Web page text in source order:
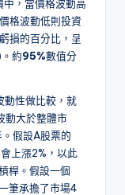
中，當價格波動高
格波動低則投資
損的百分比，呈
。約95%數值分
動性做比較，就
動大於整體市
假設A股票的
上漲2%，以此
桿。假設一個
筆承擔了市場4